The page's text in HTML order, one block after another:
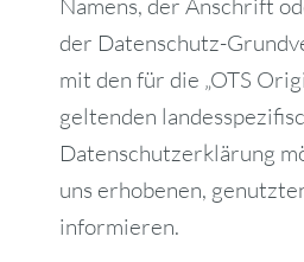
der Datenschutz-
mit den für die „OTS
geltenden
Datenschutzerklärung
uns erhobenen,
informieren.